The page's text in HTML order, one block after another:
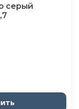
серый